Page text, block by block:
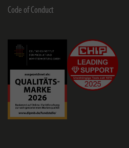
Code of Conduct